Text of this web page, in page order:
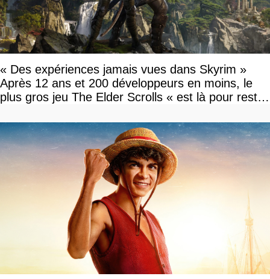
« Des expériences jamais vues dans Skyrim »
Après 12 ans et 200 développeurs en moins, le
plus gros jeu The Elder Scrolls « est là pour rester